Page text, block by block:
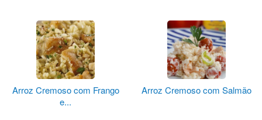
Arroz Cremoso com Frango
e...
Arroz Cremoso com Salmão